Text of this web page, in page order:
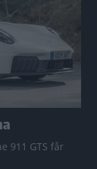
911 GTS får